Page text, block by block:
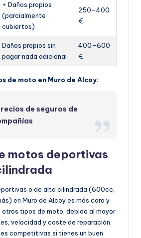
+ Daños propios
(parcialmente
cubiertos)
250–400
€
Daños propios sin
pagar nada adicional
400–600
€
de moto en Muro de Alcoy:
de seguros de
motos deportivas
o de alta cilindrada (600cc,
en Muro de Alcoy es más caro y
tipos de moto, debido al mayor
velocidad y coste de reparación.
competitivas si tienes un buen